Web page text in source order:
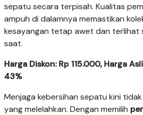
sepatu secara terpisah. Kualitas
ampuh di dalamnya memastikan
kesayangan tetap awet dan terlihat
saat.
Harga Diskon: Rp 115.000, Harga
43%
Menjaga kebersihan sepatu kini
yang melelahkan. Dengan memilih